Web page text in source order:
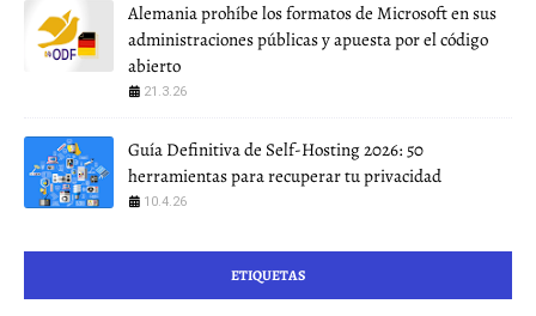
Alemania prohíbe los formatos de Microsoft en sus
administraciones públicas y apuesta por el código
abierto
21.3.26
Guía Definitiva de Self-Hosting 2026: 50
herramientas para recuperar tu privacidad
10.4.26
ETIQUETAS